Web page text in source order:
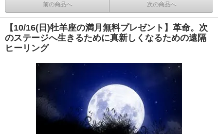
前の商品へ 次の商品へ
【10/16(日)牡羊座の満月無料プレゼント】革命。次
のステージへ生きるために真新しくなるための遠隔
ヒーリング